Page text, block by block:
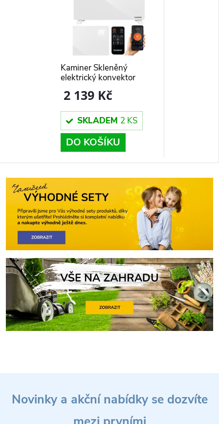
Kaminer Skleněný
elektrický konvektor
2 139 Kč
SKLADEM 2 KS
DO KOŠÍKU
Novinky a akční nabídky se dozvíte